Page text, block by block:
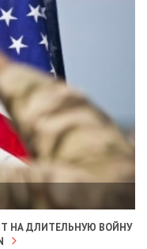
НА ДЛИТЕЛЬНУЮ ВОЙНУ